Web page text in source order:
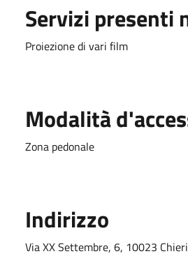
Servizi presenti
Proiezione di vari film
Modalità
Zona pedonale
Indirizzo
Via XX Settembre, 6, 10023